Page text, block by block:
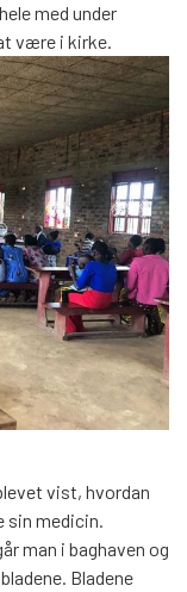
med under
være i kirke.
vist, hvordan
sin medicin.
man i baghaven og
Bladene